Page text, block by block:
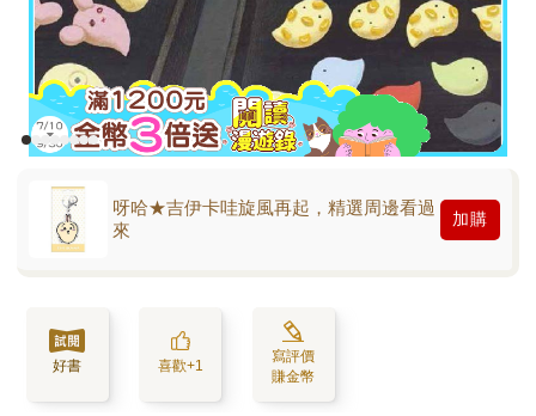
呀哈★吉伊卡哇旋風再起，精選周邊看過
來
加購
好書 喜歡+1
寫評價
賺金幣